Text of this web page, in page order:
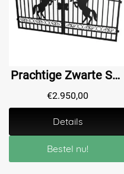
Prachtige Zwarte Smeedijzeren Poort – 496 cm breed – met Steigerend Paard
€2.950,00
Details
Bestel nu!